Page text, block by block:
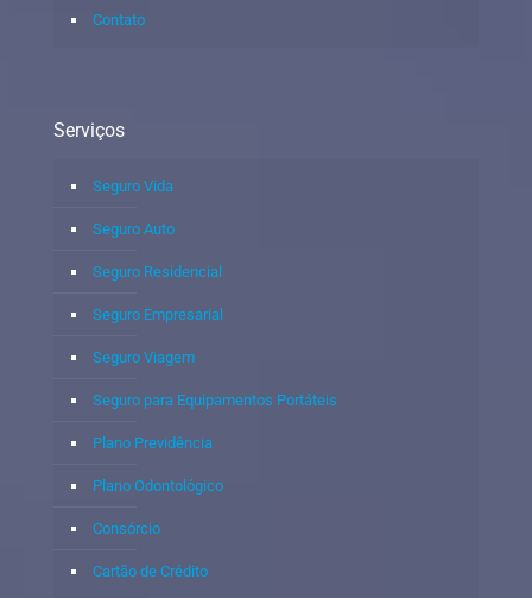
Contato
Serviços
Seguro Vida
Seguro Auto
Seguro Residencial
Seguro Empresarial
Seguro Viagem
Seguro para Equipamentos Portáteis
Plano Previdência
Plano Odontológico
Consórcio
Cartão de Crédito